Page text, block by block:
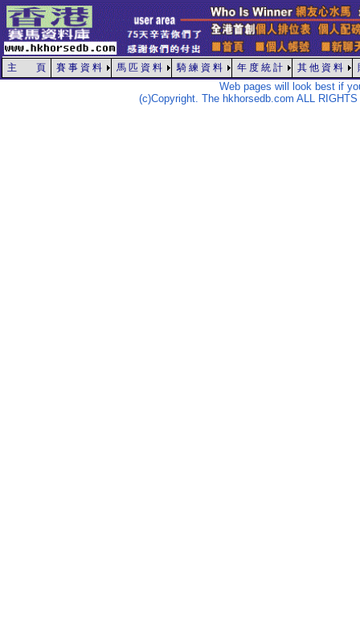
主 頁 賽 事 資 料 馬 匹 資 料 騎 練 資 料 年 度 統 計 其 他 資 料
Web pages will look best if
(c)Copyright. The hkhorsedb.com ALL